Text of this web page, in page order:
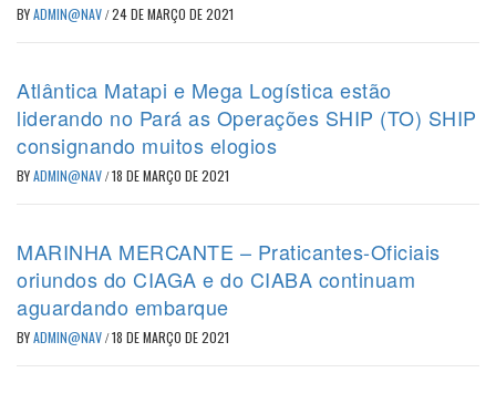
BYADMIN@NAV/24 DE MARÇO DE 2021
Atlântica Matapi e Mega Logística estão
liderando no Pará as Operações SHIP (TO) SHIP
consignando muitos elogios
BYADMIN@NAV/18 DE MARÇO DE 2021
MARINHA MERCANTE – Praticantes-Oficiais
oriundos do CIAGA e do CIABA continuam
aguardando embarque
BYADMIN@NAV/18 DE MARÇO DE 2021